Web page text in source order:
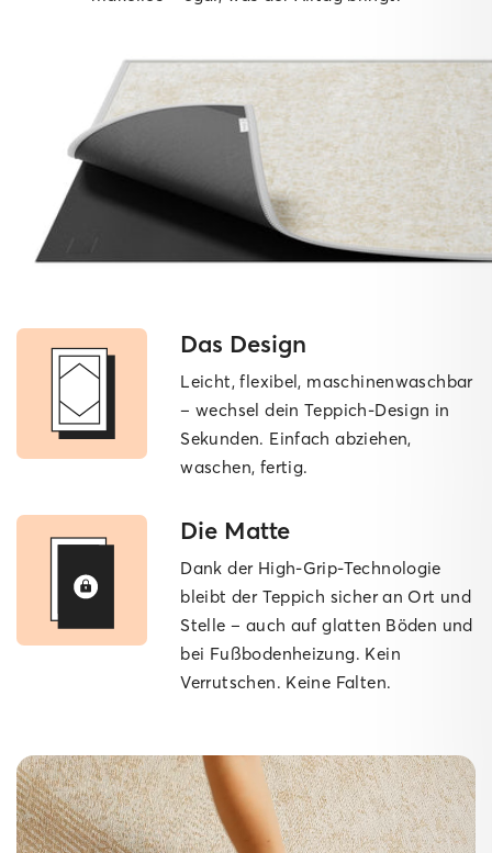
Das Design
Leicht, flexibel, maschinen­waschbar
– wechsel dein Teppich-Design in
Sekunden. Einfach abziehen,
waschen, fertig.
Die Matte
Dank der High-Grip-Technologie
bleibt der Teppich sicher an Ort und
Stelle – auch auf glatten Böden und
bei Fußbodenheizung. Kein
Verrutschen. Keine Falten.